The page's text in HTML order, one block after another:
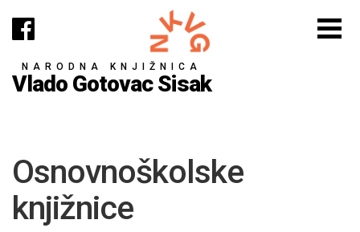
NARODNA KNJIŽNICA
Vlado Gotovac Sisak
Osnovnoškolske
knjižnice